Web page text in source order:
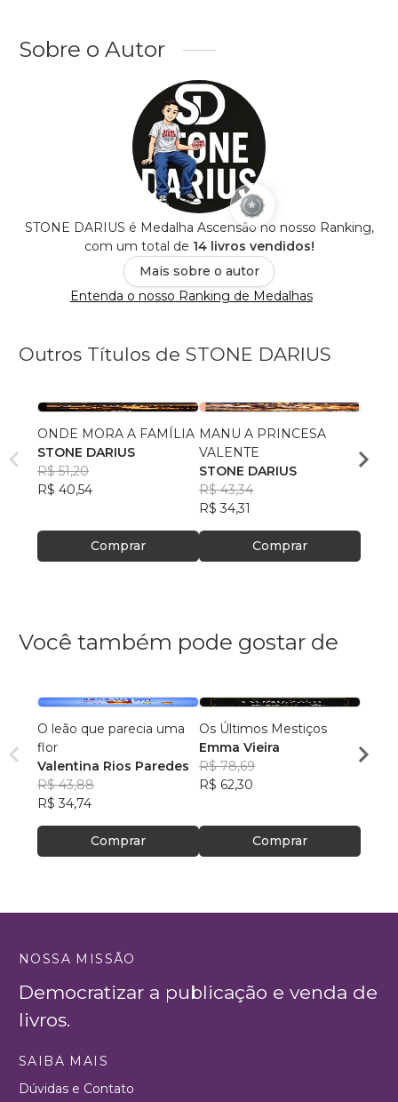
Sobre o Autor
STONE DARIUS é Medalha Ascensão no nosso Ranking,
com um total de 14 livros vendidos!
Mais sobre o autor
Entenda o nosso Ranking de Medalhas
Outros Títulos de STONE DARIUS
ONDE MORA A FAMÍLIA
STONE DARIUS
R$ 51,20
R$ 40,54
Comprar
MANU A PRINCESA
VALENTE
STONE DARIUS
R$ 43,34
R$ 34,31
Comprar
Você também pode gostar de
O leão que parecia uma
flor
Valentina Rios Paredes
R$ 43,88
R$ 34,74
Comprar
Os Últimos Mestiços
Emma Vieira
R$ 78,69
R$ 62,30
Comprar
R$
NOSSA MISSÃO
Democratizar a publicação e venda de
livros.
SAIBA MAIS
Dúvidas e Contato